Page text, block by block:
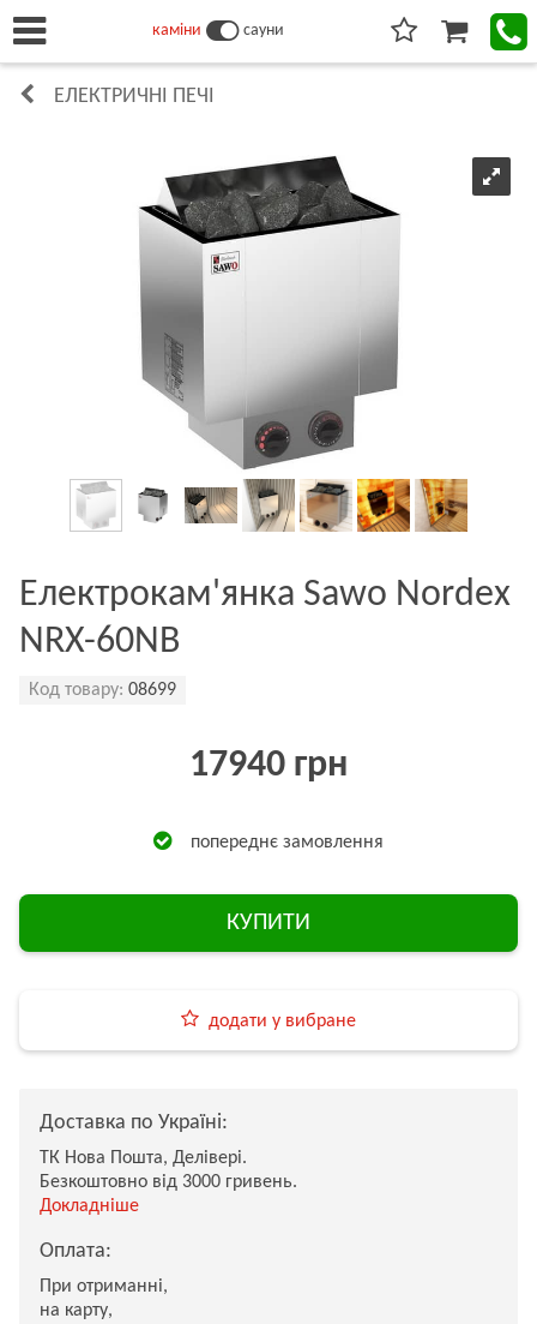
каміни сауни
ЕЛЕКТРИЧНІ ПЕЧІ
Електрокам'янка Sawo Nordex
NRX-60NB
Код товару: 08699
17940 грн
попереднє замовлення
КУПИТИ
додати у вибране
Доставка по Україні:
ТК Нова Пошта, Делівері.
Безкоштовно від 3000 гривень.
Докладніше
Оплата:
При отриманні,
на карту,